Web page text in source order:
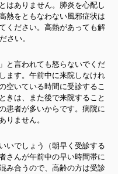
はありません。肺炎を心配し
熱をともなわない風邪症状は
ください。高熱があっても解
さい。
と言われても怒らないでくだ
ます。午前中に来院しなけれ
空いている時間に受診するこ
きは、また後で来院すること
患者が多いからです。病院に
りません。
いでしょう（朝早く受診する
さんが午前中の早い時間帯に
み合うので、高齢の方は受診